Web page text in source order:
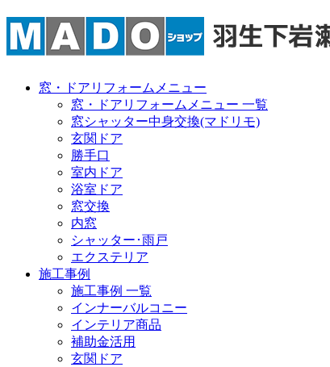
窓・ドアリフォームメニュー
窓・ドアリフォームメニュー 一覧
窓シャッター中身交換(マドリモ)
玄関ドア
勝手口
室内ドア
浴室ドア
窓交換
内窓
シャッター･雨戸
エクステリア
施工事例
施工事例 一覧
インナーバルコニー
インテリア商品
補助金活用
玄関ドア